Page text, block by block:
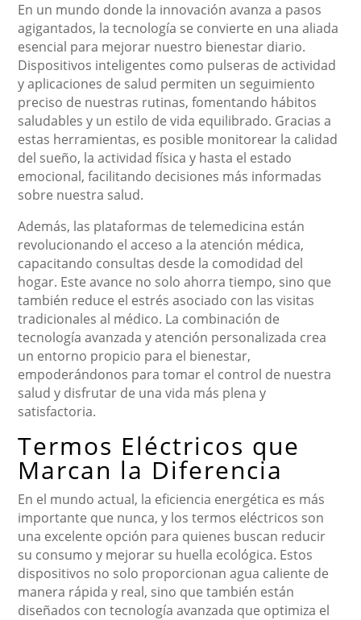
En un mundo donde la innovación avanza a pasos
agigantados, la tecnología se convierte en una aliada
esencial para mejorar nuestro bienestar diario.
Dispositivos inteligentes como pulseras de actividad
y aplicaciones de salud permiten un seguimiento
preciso de nuestras rutinas, fomentando hábitos
saludables y un estilo de vida equilibrado. Gracias a
estas herramientas, es posible monitorear la calidad
del sueño, la actividad física y hasta el estado
emocional, facilitando decisiones más informadas
sobre nuestra salud.
Además, las plataformas de telemedicina están
revolucionando el acceso a la atención médica,
capacitando consultas desde la comodidad del
hogar. Este avance no solo ahorra tiempo, sino que
también reduce el estrés asociado con las visitas
tradicionales al médico. La combinación de
tecnología avanzada y atención personalizada crea
un entorno propicio para el bienestar,
empoderándonos para tomar el control de nuestra
salud y disfrutar de una vida más plena y
satisfactoria.
Termos Eléctricos que
Marcan la Diferencia
En el mundo actual, la eficiencia energética es más
importante que nunca, y los termos eléctricos son
una excelente opción para quienes buscan reducir
su consumo y mejorar su huella ecológica. Estos
dispositivos no solo proporcionan agua caliente de
manera rápida y real, sino que también están
diseñados con tecnología avanzada que optimiza el